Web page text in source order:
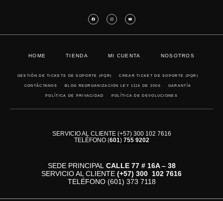
HOME TIENDA MI CUENTA NOSOTROS
GESTIÓN DE TICKETS DE SOPORTE (PQR) CREAR TICKET DE SOPORTE (PQR)
CONTÁCTANOS BLOG REORGANIZACION LEY 1116 DE 2006 GARANTÍA
POLÍTICA DE PRIVACIDAD POLÍTICA DE DEVOLUCIONES
SERVICIO AL CLIENTE (+57) 300 102 7616
TELÉFONO (601) 755 9202
SEDE PRINCIPAL CALLE 77 # 16A – 38
SERVICIO AL CLIENTE (+57) 300 102 7616
TELÉFONO (601) 373 7118